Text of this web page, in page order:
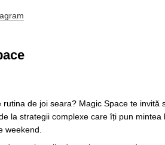
de joi seara? Magic Space te
la strategii complexe care îți pun
weekend.